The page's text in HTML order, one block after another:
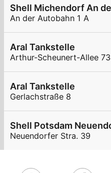
An der Autobahn 1 A
Aral Tankstelle
Arthur-Scheunert-Allee 73
Aral Tankstelle
Gerlachstraße 8
Neuendorfer Stra. 39